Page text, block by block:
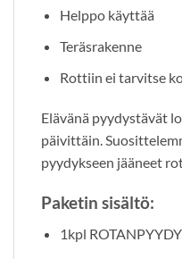
Helppo käyttää
Teräsrakenne
Rottiin ei tarvitse
Elävänä pyydystävät
päivittäin.
pyydykseen jääneet
Paketin sisältö:
1kpl